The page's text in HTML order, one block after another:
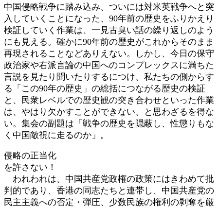
中国侵略戦争に踏み込み、ついには対米英戦争へと突
入していくことになった、90年前の歴史をふりかえり
検証していく作業は、一見古臭い話の繰り返しのよう
にも見える。確かに90年前の歴史がこれからそのまま
再現されることなどありえない。しかし、今日の保守
政治家や右派言論の中国へのコンプレックスに満ちた
言説を見たり聞いたりするにつけ、私たちの側からす
る「この90年の歴史」の総括につながる歴史の検証
と、民衆レベルでの歴史観の突き合わせといった作業
は、やはり欠かすことができない、と思わざるを得な
い。集会の副題は「戦争の歴史を隠蔽し、性懲りもな
く中国敵視に走るのか」。
侵略の正当化
を許さない！
われわれは、中国共産党政権の政策にはきわめて批
判的であり、香港の同志たちと連帯し、中国共産党の
民主主義への否定・弾圧、少数民族の権利の剥奪を厳